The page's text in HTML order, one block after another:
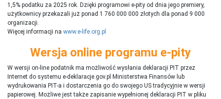
1,5% podatku za 2025 rok. Dzięki programowi e-pity od dnia jego premiery,
użytkownicy przekazali już ponad 1 760 000 000 złotych dla ponad 9 000
organizacji.
Więcej informacji na www.e-life.org.pl
Wersja online programu e-pity
W wersji on-line podatnik ma możliwość wysłania deklaracji PIT przez
Internet do systemu e-deklaracje.gov.pl Ministerstwa Finansów lub
wydrukowania PIT-a i dostarczenia go do swojego US tradycyjnie w wersji
papierowej. Możliwe jest także zapisanie wypełnionej deklaracji PIT w pliku